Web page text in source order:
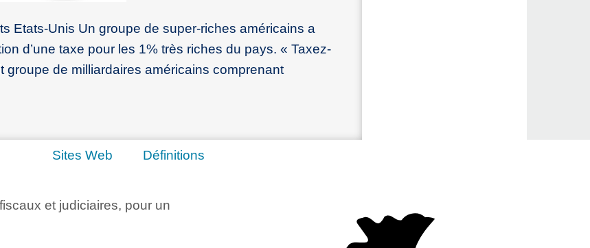
Etats-Unis Un groupe de super-riches américains a
d’une taxe pour les 1% très riches du pays. « Taxez-
groupe de milliardaires américains comprenant
Sites Web Définitions
et judiciaires, pour un